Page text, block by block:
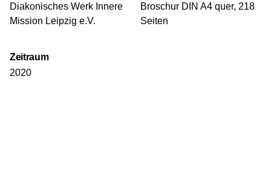
Diakonisches Werk Innere
Mission Leipzig e.V.
Broschur DIN A4 quer, 218
Seiten
Zeitraum
2020